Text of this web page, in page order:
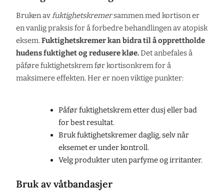
Bruken avfuktighetskremersammen med kortison er
en vanlig praksis for å forbedre behandlingen av atopisk
eksem.Fuktighetskremer kan bidra til å opprettholde
hudens fuktighet og redusere kløe.Det anbefales å
påføre fuktighetskrem før kortisonkrem for å
maksimere effekten. Her er noen viktige punkter:
Påfør fuktighetskrem etter dusj eller bad
for best resultat.
Bruk fuktighetskremer daglig, selv når
eksemet er under kontroll.
Velg produkter uten parfyme og irritanter.
Bruk av våtbandasjer